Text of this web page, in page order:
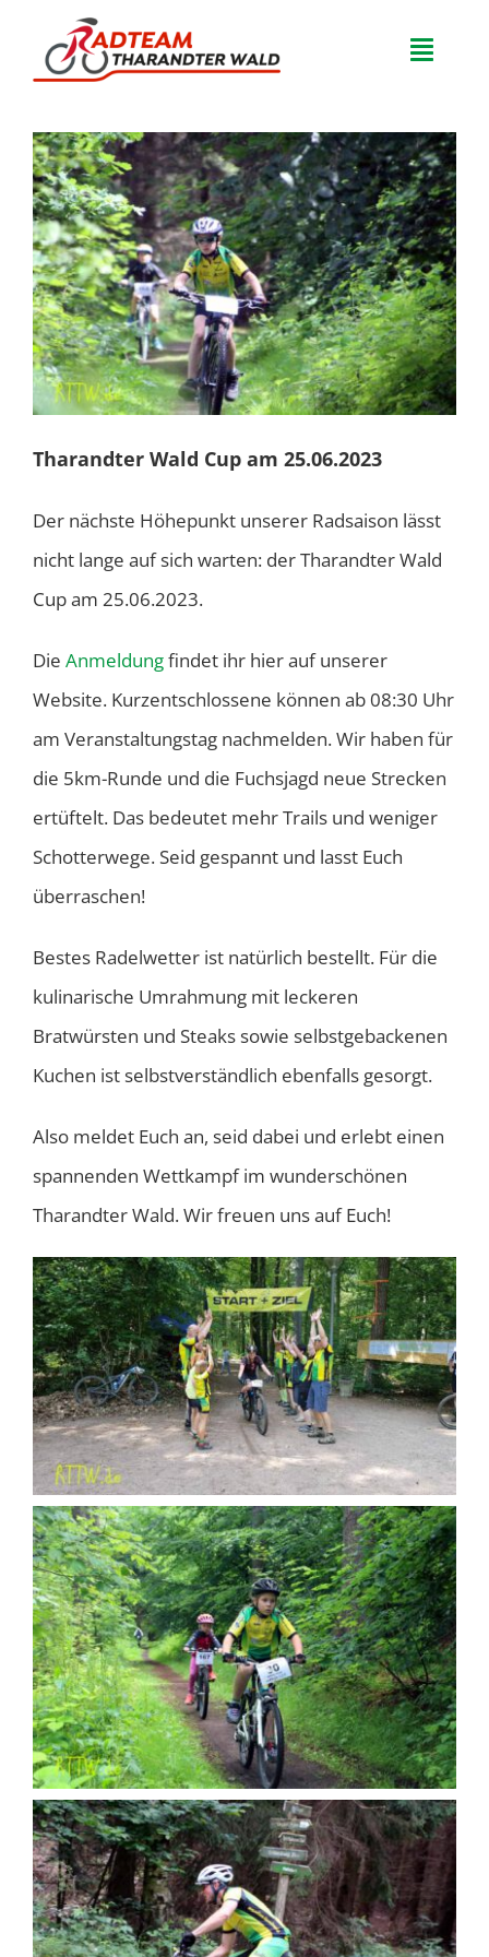
Inhalt
Toggle
Team
Veranstaltungen
FAQ
Neuigkeiten
Kontakt
Zeige
grösseres
Bild
Tharandter Wald Cup am 25.06.2023
Der nächste Höhepunkt unserer Radsaison lässt
nicht lange auf sich warten: der Tharandter Wald
Cup am 25.06.2023.
Die Anmeldungfindet ihr hier auf unserer
Website. Kurzentschlossene können ab 08:30 Uhr
am Veranstaltungstag nachmelden. Wir haben für
die 5km-Runde und die Fuchsjagd neue Strecken
ertüftelt. Das bedeutet mehr Trails und weniger
Schotterwege. Seid gespannt und lasst Euch
überraschen!
Bestes Radelwetter ist natürlich bestellt. Für die
kulinarische Umrahmung mit leckeren
Bratwürsten und Steaks sowie selbstgebackenen
Kuchen ist selbstverständlich ebenfalls gesorgt.
Also meldet Euch an, seid dabei und erlebt einen
spannenden Wettkampf im wunderschönen
Tharandter Wald. Wir freuen uns auf Euch!